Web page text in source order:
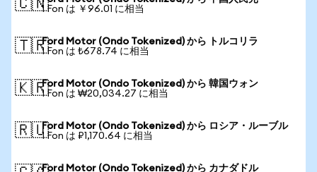
🇨🇳1 Fon は ￥96.01 に相当
🇹🇷Ford Motor (Ondo Tokenized) から トルコリラ
1 Fon は ₺678.74 に相当
🇰🇷Ford Motor (Ondo Tokenized) から 韓国ウォン
1 Fon は ₩20,034.27 に相当
🇷🇺Ford Motor (Ondo Tokenized) から ロシア・ルーブル
1 Fon は ₽1,170.64 に相当
Ford Motor (Ondo Tokenized) から カナダドル